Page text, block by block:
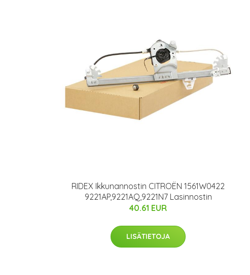
RIDEX Ikkunannostin CITROËN 1561W0422
9221AP,9221AQ,9221N7 Lasinnostin
40.61 EUR
LISÄTIETOJA